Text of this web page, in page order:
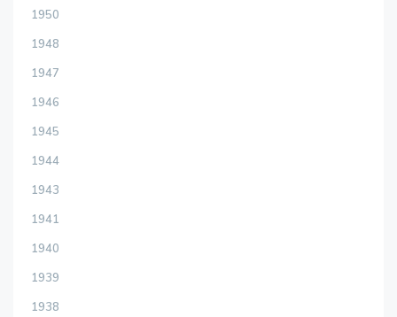
1950
1948
1947
1946
1945
1944
1943
1941
1940
1939
1938